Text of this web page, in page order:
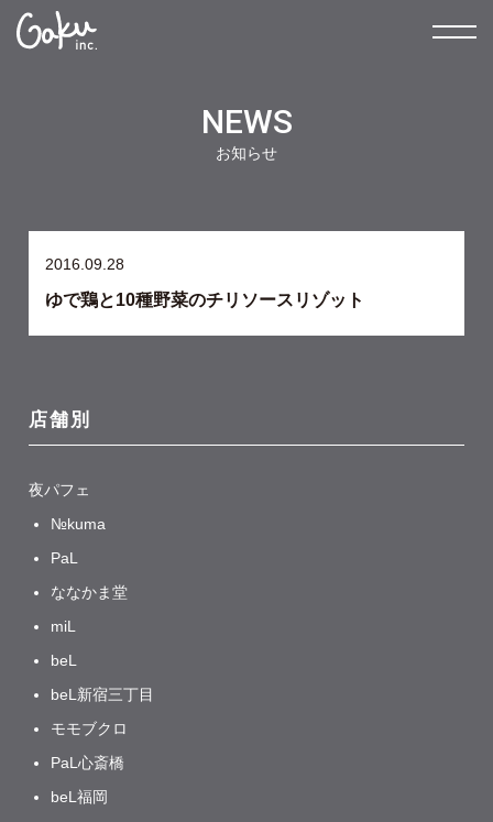
NEWS
お知らせ
2016.09.28
ゆで鶏と10種野菜のチリソースリゾット
店舗別
夜パフェ
№kuma
PaL
ななかま堂
miL
beL
beL新宿三丁目
モモブクロ
PaL心斎橋
beL福岡